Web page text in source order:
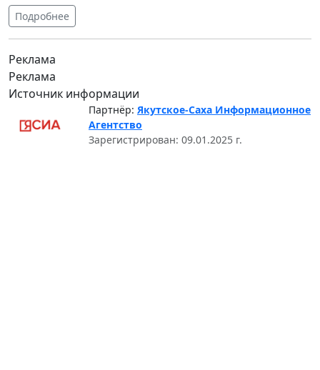
Подробнее
Реклама
Реклама
Источник информации
Партнёр: Якутское-Саха Информационное
Агентство
Зарегистрирован: 09.01.2025 г.